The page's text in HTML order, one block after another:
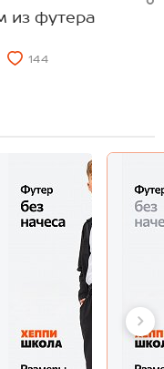
из футера
144